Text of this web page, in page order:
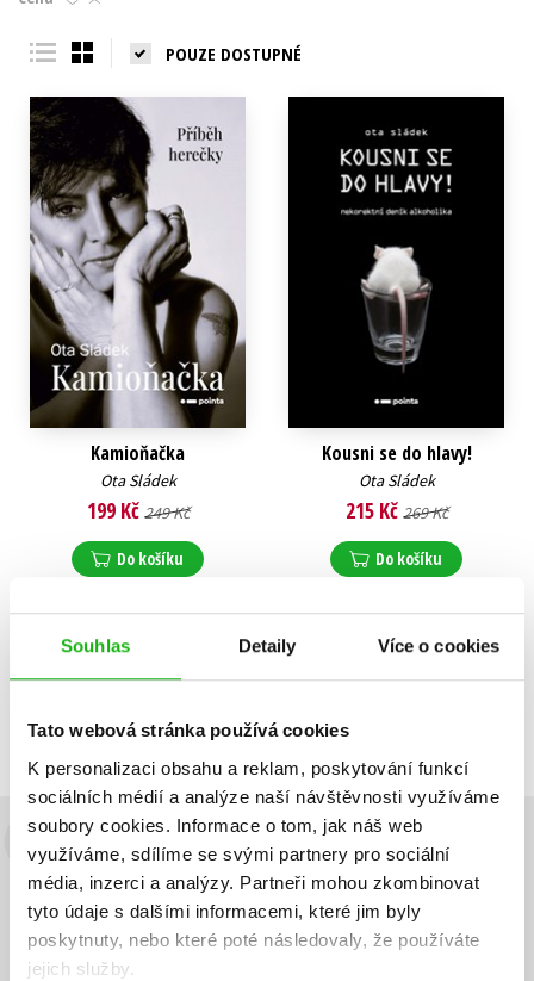
Souhlas Detaily Více o cookies
Tato webová stránka používá cookies
K personalizaci obsahu a reklam, poskytování funkcí
sociálních médií a analýze naší návštěvnosti využíváme
soubory cookies. Informace o tom, jak náš web
využíváme, sdílíme se svými partnery pro sociální
média, inzerci a analýzy. Partneři mohou zkombinovat
tyto údaje s dalšími informacemi, které jim byly
poskytnuty, nebo které poté následovaly, že používáte
jejich služby.
Young adult (SK)
POUZE DOSTUPNÉ
Kamioňačka
Ota Sládek
199 Kč 249 Kč
Do košíku
Kousni se do hlavy!
Ota Sládek
215 Kč 269 Kč
Do košíku
Zobrazuji 1 až 2 z celkem 2 záznamů
Předchozí 1 Další
Budete to vědět jako první!
Zajímá Vás, jaký knižní hit právě vychází, na jaké zboží je výhodná
sleva, jaká běží soutěž o ceny? Přihlášením k odběru našich e-
mailových novineksouhlasíte se zpracováním osobních údajů.